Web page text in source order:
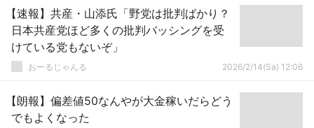
【速報】共産・山添氏「野党は批判ばかり？
日本共産党ほど多くの批判バッシングを受
けている党もないぞ」
おーるじゃんる 2026/2/14(Sa) 12:06
【朗報】偏差値50なんやが大金稼いだらどう
でもよくなった